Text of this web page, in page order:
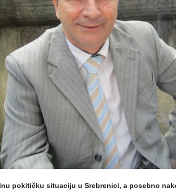
pokitičku situaciju u Srebrenici, a posebno